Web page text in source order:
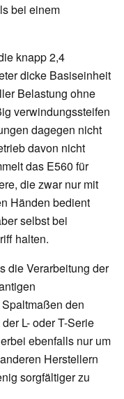
bei einem
knapp 2,4
dicke Basiseinheit
Belastung ohne
verwindungssteifen
dagegen nicht
davon nicht
das E560 für
die zwar nur mit
Händen bedient
selbst bei
halten.
die Verarbeitung der
den
L- oder T-Serie
ebenfalls nur um
Herstellern
sorgfältiger zu